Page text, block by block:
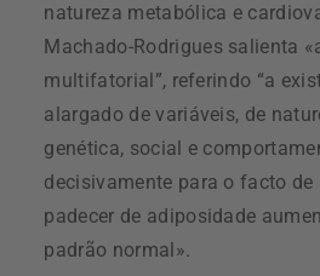
natureza metabólica e
Machado-Rodrigues salienta
multifatorial”, referindo “a
alargado de variáveis, de
genética, social e
decisivamente para o facto
padecer de adiposidade
padrão normal».